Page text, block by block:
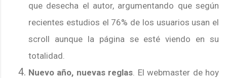
que desecha el autor, argumentando que según
recientes estudios el 76% de los usuarios usan el
scroll aunque la página se esté viendo en su
totalidad.
Nuevo año, nuevas reglas. El webmaster de hoy